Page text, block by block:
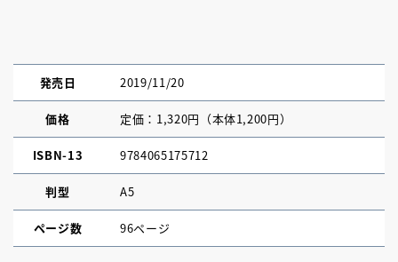
発売日 2019/11/20
価格 定価：1,320円（本体1,200円）
ISBN-13 9784065175712
判型 A5
ページ数 96ページ